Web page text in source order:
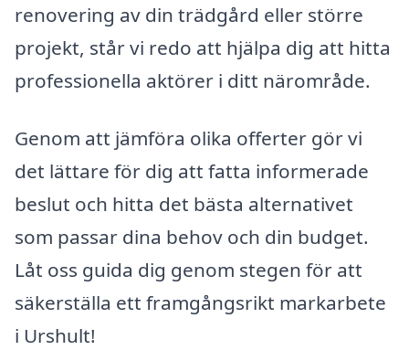
renovering av din trädgård eller större
projekt, står vi redo att hjälpa dig att hitta
professionella aktörer i ditt närområde.
Genom att jämföra olika offerter gör vi
det lättare för dig att fatta informerade
beslut och hitta det bästa alternativet
som passar dina behov och din budget.
Låt oss guida dig genom stegen för att
säkerställa ett framgångsrikt markarbete
i Urshult!